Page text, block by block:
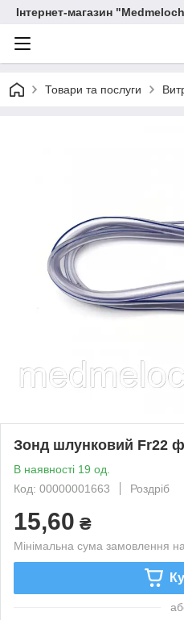
Інтернет-магазин
Товари та послуги
Зонд шлунковий Fr22
В наявності 19 од.
Код: 00000001663
Роздріб
15,60 ₴
Мінімальна сума замовлення